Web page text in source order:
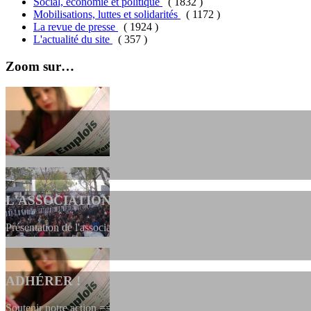
Mobilisations, luttes et solidarités
( 1172 )
La revue de presse
( 1924 )
L'actualité du site
( 357 )
Zoom sur…
L'ASSOCIATION
Présentation de l'association et de sa charte qui encadre nos actions et
ADHÉRER !
Soutenir notre action ==> Si vous souhaitez adhérer à l’association,